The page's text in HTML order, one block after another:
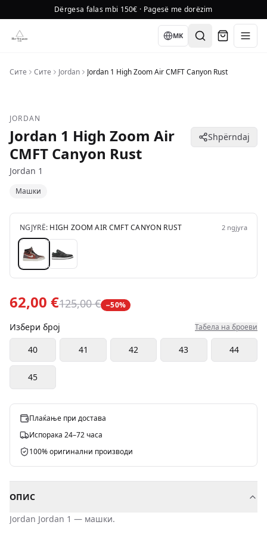
Dërgesa falas mbi 150€ · Pagesë me dorëzim
Language
MK
Сите Сите Jordan Jordan 1 High Zoom Air CMFT Canyon Rust
JORDAN
Jordan 1 High Zoom Air
CMFT Canyon Rust
Shpërndaj
Jordan 1
Машки
NGJYRË: HIGH ZOOM AIR CMFT CANYON RUST 2 ngjyra
62,00 €125,00 € −50%
Избери број Табела на броеви
40 41 42 43 44
45
Плаќање при достава
Испорака 24–72 часа
100% оригинални производи
ОПИС
Jordan Jordan 1 — машки.